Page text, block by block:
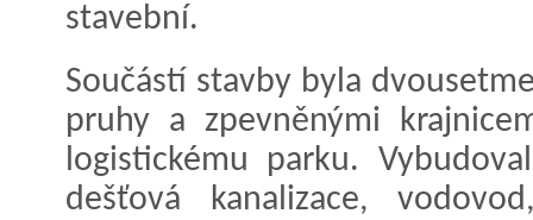
stavební.
Součástí stavby byla
pruhy a zpevněnými
logistickému parku.
dešťová kanalizace,